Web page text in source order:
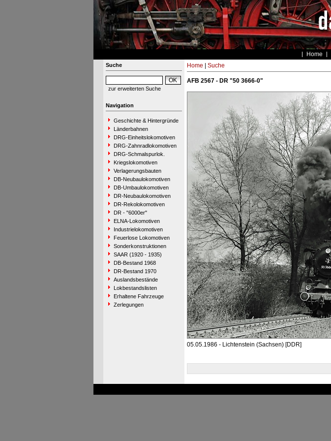
Home
Suche
zur erweiterten Suche
Navigation
Geschichte & Hintergründe
Länderbahnen
DRG-Einheitslokomotiven
DRG-Zahnradlokomotiven
DRG-Schmalspurlok.
Kriegslokomotiven
Verlagerungsbauten
DB-Neubaulokomotiven
DB-Umbaulokomotiven
DR-Neubaulokomotiven
DR-Rekolokomotiven
DR - "6000er"
ELNA-Lokomotiven
Industrielokomotiven
Feuerlose Lokomotiven
Sonderkonstruktionen
SAAR (1920 - 1935)
DB-Bestand 1968
DR-Bestand 1970
Auslandsbestände
Lokbestandslisten
Erhaltene Fahrzeuge
Zerlegungen
Home Suche
AFB 2567 - DR "50 3666-0"
05.05.1986 - Lichtenstein (Sachsen) [DDR]